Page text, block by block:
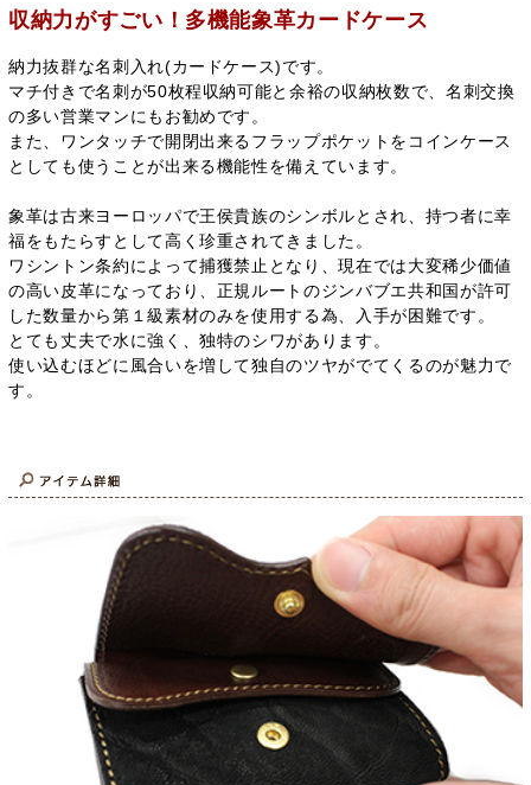
収納力がすごい！多機能象革カードケース
納力抜群な名刺入れ(カードケース)です。
マチ付きで名刺が50枚程収納可能と余裕の収納枚数で、名刺交換
の多い営業マンにもお勧めです。
また、ワンタッチで開閉出来るフラップポケットをコインケース
としても使うことが出来る機能性を備えています。
象革は古来ヨーロッパで王侯貴族のシンボルとされ、持つ者に幸
福をもたらすとして高く珍重されてきました。
ワシントン条約によって捕獲禁止となり、現在では大変稀少価値
の高い皮革になっており、正規ルートのジンバブエ共和国が許可
した数量から第１級素材のみを使用する為、入手が困難です。
とても丈夫で水に強く、独特のシワがあります。
使い込むほどに風合いを増して独自のツヤがでてくるのが魅力で
す。